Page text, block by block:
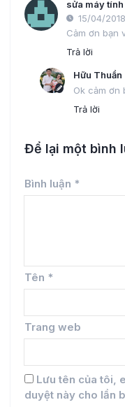
sửa máy tính
15/04/
Cảm ơn bạn
Trả lời
Hữu Thuần
Ok cảm ơn
Trả lời
Để lại một bình
Bình luận *
Tên *
Trang web
Lưu tên của tôi,
duyệt này cho lần